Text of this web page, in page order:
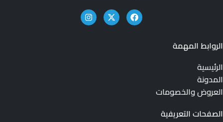
الروابط المهمة
الرئيسية
المدونة
العروض والخصومات
الصفحات التعريفية